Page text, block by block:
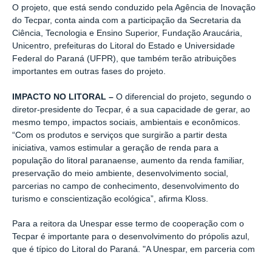
O projeto, que está sendo conduzido pela Agência de Inovação
do Tecpar, conta ainda com a participação da Secretaria da
Ciência, Tecnologia e Ensino Superior, Fundação Araucária,
Unicentro, prefeituras do Litoral do Estado e Universidade
Federal do Paraná (UFPR), que também terão atribuições
importantes em outras fases do projeto.
IMPACTO NO LITORAL – O diferencial do projeto, segundo o
diretor-presidente do Tecpar, é a sua capacidade de gerar, ao
mesmo tempo, impactos sociais, ambientais e econômicos.
“Com os produtos e serviços que surgirão a partir desta
iniciativa, vamos estimular a geração de renda para a
população do litoral paranaense, aumento da renda familiar,
preservação do meio ambiente, desenvolvimento social,
parcerias no campo de conhecimento, desenvolvimento do
turismo e conscientização ecológica”, afirma Kloss.
Para a reitora da Unespar esse termo de cooperação com o
Tecpar é importante para o desenvolvimento do própolis azul,
que é típico do Litoral do Paraná. "A Unespar, em parceria com